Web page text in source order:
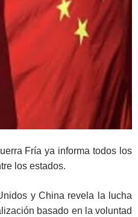
Fría ya informa todos los
los estados.
y China revela la lucha
basado en la voluntad